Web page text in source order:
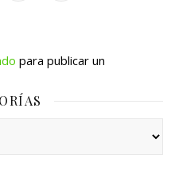
para publicar un